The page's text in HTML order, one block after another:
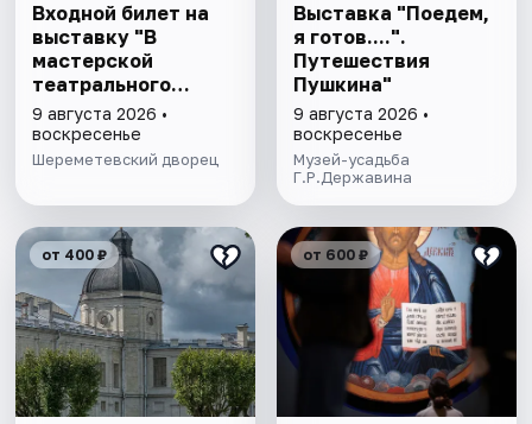
Входной билет на
выставку "В
мастерской
театрального
художника"
9 августа 2026 •
воскресенье
Шереметевский дворец
Выставка "Поедем,
я готов....".
Путешествия
Пушкина"
9 августа 2026 •
воскресенье
Музей-усадьба
Г.Р.Державина
от 400 ₽ от 600 ₽